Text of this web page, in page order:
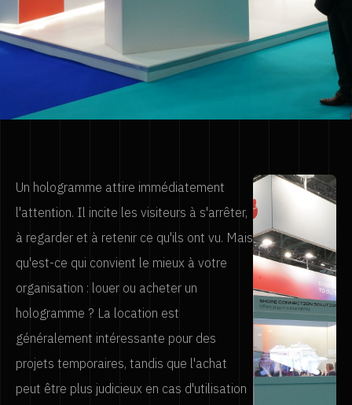
Un hologramme attire immédiatement
l'attention. Il incite les visiteurs à s'arrêter,
à regarder et à retenir ce qu'ils ont vu. Mais
qu'est-ce qui convient le mieux à votre
organisation : louer ou acheter un
hologramme ? La location est
généralement intéressante pour des
projets temporaires, tandis que l'achat
peut être plus judicieux en cas d'utilisation